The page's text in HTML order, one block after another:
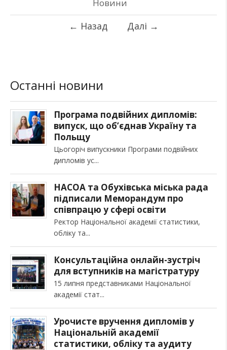
Новини
← Назад Далі →
Останні новини
Програма подвійних дипломів:
випуск, що об’єднав Україну та
Польщу
Цьогоріч випускники Програми подвійних
дипломів ус
НАСОА та Обухівська міська рада
підписали Меморандум про
співпрацю у сфері освіти
Ректор Національної академії статистики,
обліку та
Консультаційна онлайн-зустріч
для вступників на магістратуру
15 липня представниками Національної
академії стат
Урочисте вручення дипломів у
Національній академії
статистики, обліку та аудиту